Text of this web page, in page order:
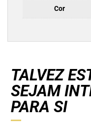
Cor
TALVEZ
SEJAM
PARA SI